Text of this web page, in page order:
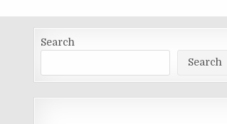
Search
Search